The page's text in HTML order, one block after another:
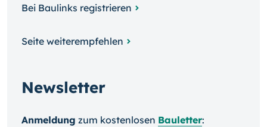
Bei Baulinks registrieren
Seite weiterempfehlen
Newsletter
Anmeldung zum kosten­losen Bauletter: